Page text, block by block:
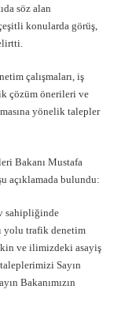
söz alan
konularda görüş,
çalışmaları, iş
çözüm önerileri ve
yönelik talepler
Bakanı Mustafa
açıklamada bulundu:
sahipliğinde
yolu trafik denetim
ve ilimizdeki asayiş
Sayın
Bakanımızın